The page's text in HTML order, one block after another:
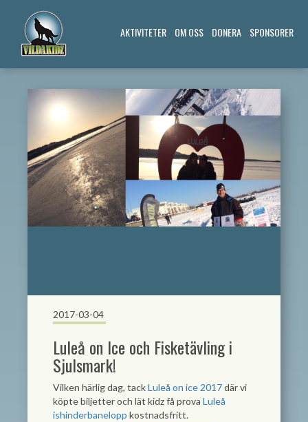
AKTIVITETER OM OSS DONERA SPONSORER
2017-03-04
Luleå on Ice och Fisketävling i
Sjulsmark!
Vilken härlig dag, tackLuleå on ice 2017där vi
köpte biljetter och lät kidz få prova Luleå
ishinderbanelopp kostnadsfritt.